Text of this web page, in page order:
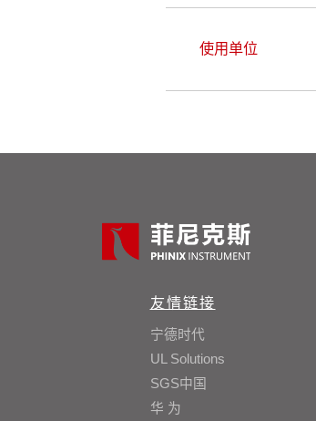
使用单位
友情链接
宁德时代
UL Solutions
SGS中国
华 为